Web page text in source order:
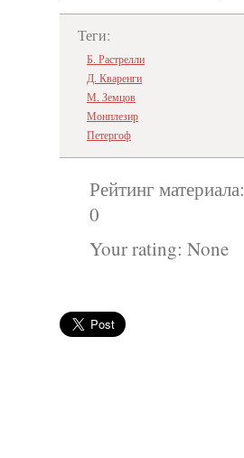
Теги:
Б. Растрелли
Д. Кваренги
М. Земцов
Монплезир
Петергоф
Рейтинг материала:
0
Your rating: None